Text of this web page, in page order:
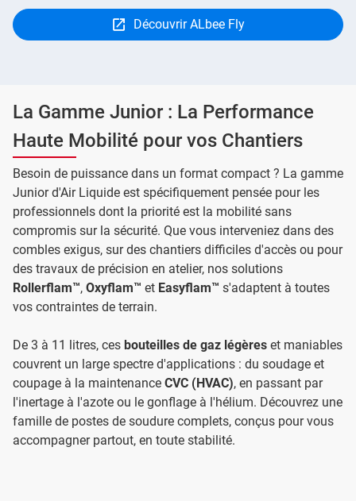
Découvrir ALbee Fly
La Gamme Junior : La Performance
Haute Mobilité pour vos Chantiers
Besoin de puissance dans un format compact ? La gamme
Junior d'Air Liquide est spécifiquement pensée pour les
professionnels dont la priorité est la mobilité sans
compromis sur la sécurité. Que vous interveniez dans des
combles exigus, sur des chantiers difficiles d'accès ou pour
des travaux de précision en atelier, nos solutions
Rollerflam™, Oxyflam™ et Easyflam™ s'adaptent à toutes
vos contraintes de terrain.
De 3 à 11 litres, ces bouteilles de gaz légères et maniables
couvrent un large spectre d'applications : du soudage et
coupage à la maintenance CVC (HVAC), en passant par
l'inertage à l'azote ou le gonflage à l'hélium. Découvrez une
famille de postes de soudure complets, conçus pour vous
accompagner partout, en toute stabilité.